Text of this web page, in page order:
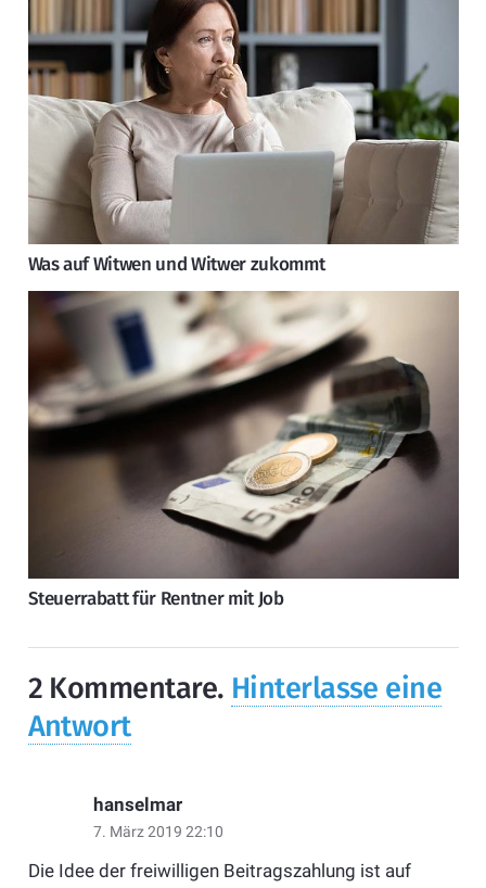
Was auf Witwen und Witwer zukommt
Steuerrabatt für Rentner mit Job
2 Kommentare. Hinterlasse eine
Antwort
hanselmar
7. März 2019 22:10
Die Idee der freiwilligen Beitragszahlung ist auf